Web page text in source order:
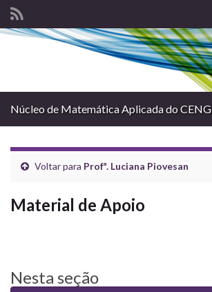
Search for:
Núcleo de Matemática Aplicada do CENG
Voltar para Profª. Luciana Piovesan
Material de Apoio
Nesta seção